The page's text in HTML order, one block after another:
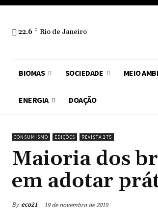
22.6 C Rio de Janeiro
BIOMAS SOCIEDADE MEIO
ENERGIA DOAÇÃO
CONSUMISMO EDIÇÕES REVISTA 275
Maioria dos
em adotar
By eco21 19 de novembro de 2019